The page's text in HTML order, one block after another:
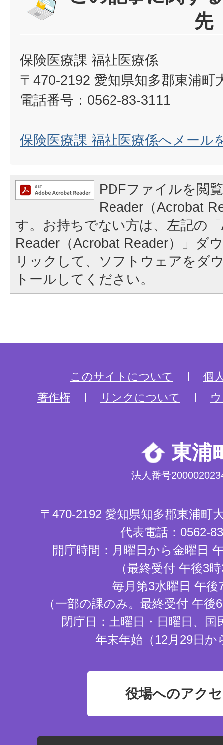
先
保険医療課 福祉医療係
〒470-2192 愛知県知多郡東浦町
電話番号：0562-83-3111
保険医療課 福祉医療係へメール
PDFファイルを閲
Reader（Acrobat
す。お持ちでない方は、左記の
Reader（Acrobat Reader）」ダ
リックして、ソフトウェアをダ
トールしてください。
このサイトについて
個
著作権
リンクについて
東浦
法人番号
〒470-2192 愛知県知多郡東浦町
代表電話：0562-
開庁時間：月曜日から金曜日
（最終受付 午後3
毎月第3水曜日 午後
（一部の課のみ。最終受付 午
閉庁日：土曜日・日曜日、国
年末年始（12月29日か
役場へのアク